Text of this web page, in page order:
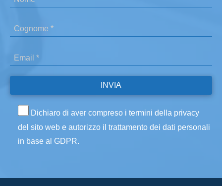
Dichiaro di aver compreso i termini della privacy
del sito web e autorizzo il trattamento dei dati personali
in base al GDPR.